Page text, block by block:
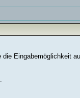
Eingabemöglichkeit